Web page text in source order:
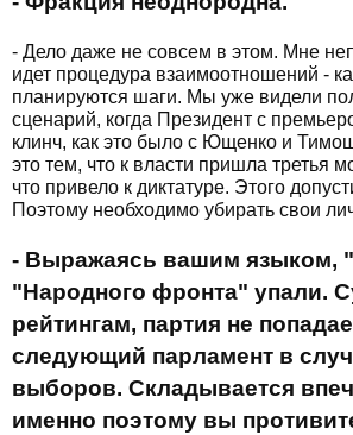
- Дело даже не совсем в этом. Мне
идет процедура взаимоотношений -
планируются шаги. Мы уже видели
сценарий, когда Президент с
клинч, как это было с Ющенко и
это тем, что к власти пришла третья
что привело к диктатуре. Этого
Поэтому необходимо убирать свои
- Выражаясь вашим языком,
"Народного фронта" упали.
рейтингам, партия не
следующий парламент в
выборов. Складывается
именно поэтому вы